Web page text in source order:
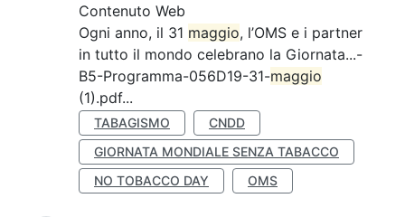
Contenuto Web
Ogni anno, il 31 maggio, l’OMS e i partner
in tutto il mondo celebrano la Giornata...-
B5-Programma-056D19-31-maggio
(1).pdf...
TABAGISMO
CNDD
GIORNATA MONDIALE SENZA TABACCO
NO TOBACCO DAY
OMS